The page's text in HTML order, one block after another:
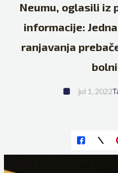
Neumu, oglasili iz
informacije:
ranjavanja
jul 1, 2022